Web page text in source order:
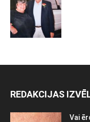
REDAKCIJAS
Vai